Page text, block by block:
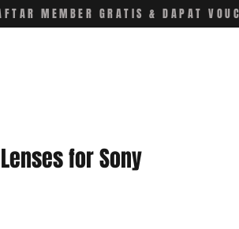
MEMBER GRATIS & DAPAT
for Sony